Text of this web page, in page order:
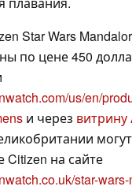
Star Wars
по цене 450
us/en/
и через витрину
Citizen на сайте
star-